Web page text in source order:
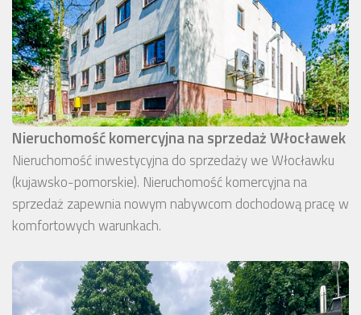
Nieruchomość komercyjna na sprzedaż Włocławek
Nieruchomość inwestycyjna do sprzedaży we Włocławku
(kujawsko-pomorskie). Nieruchomość komercyjna na
sprzedaż zapewnia nowym nabywcom dochodową pracę w
komfortowych warunkach.